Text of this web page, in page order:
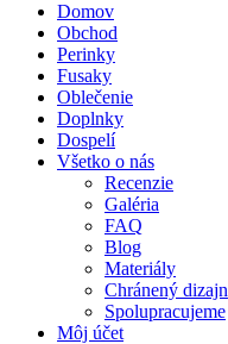
Domov
Obchod
Perinky
Fusaky
Oblečenie
Doplnky
Dospelí
Všetko o nás
Recenzie
Galéria
FAQ
Blog
Materiály
Chránený dizajn
Spolupracujeme
Môj účet